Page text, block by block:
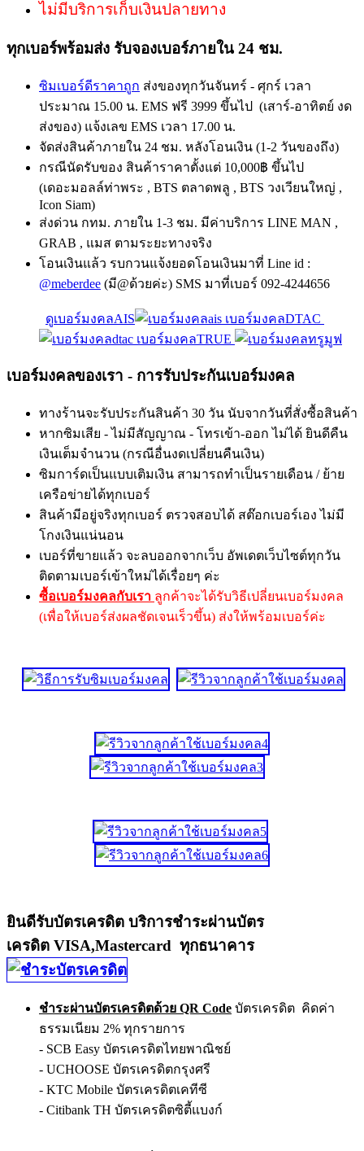
ไม่มีบริการเก็บเงินปลายทาง
ทุกเบอร์พร้อมส่ง รับจองเบอร์ภายใน 24 ชม.
ซิมเบอร์ดีราคาถูก ส่งของทุกวันจันทร์ - ศุกร์ เวลา
ประมาณ 15.00 น. EMS ฟรี 3999 ขึ้นไป (เสาร์-อาทิตย์ งด
ส่งของ) แจ้งเลข EMS เวลา 17.00 น.
จัดส่งสินค้าภายใน 24 ชม. หลังโอนเงิน (1-2 วันของถึง)
กรณีนัดรับของ สินค้าราคาตั้งแต่ 10,000฿ ขึ้นไป
(เดอะมอลล์ท่าพระ , BTS ตลาดพลู , BTS วงเวียนใหญ่ ,
Icon Siam)
ส่งด่วน กทม. ภายใน 1-3 ชม. มีค่าบริการ LINE MAN ,
GRAB , แมส ตามระยะทางจริง
โอนเงินแล้ว รบกวนแจ้งยอดโอนเงินมาที่ Line id :
@meberdee (มี@ด้วยค่ะ) SMS มาที่เบอร์ 092-4244656
ดูเบอร์มงคลAIS
เบอร์มงคลDTAC
เบอร์มงคลTRUE
เบอร์มงคลของเรา - การรับประกันเบอร์มงคล
ทางร้านจะรับประกันสินค้า 30 วัน นับจากวันที่สั่งซื้อสินค้า
หากซิมเสีย - ไม่มีสัญญาณ - โทรเข้า-ออก ไม่ได้ ยินดีคืน
เงินเต็มจำนวน (กรณีอื่นงดเปลี่ยนคืนเงิน)
ซิมการ์ดเป็นแบบเติมเงิน สามารถทำเป็นรายเดือน / ย้าย
เครือข่ายได้ทุกเบอร์
สินค้ามีอยู่จริงทุกเบอร์ ตรวจสอบได้ สต๊อกเบอร์เอง ไม่มี
โกงเงินแน่นอน
เบอร์ที่ขายแล้ว จะลบออกจากเว็บ อัพเดตเว็บไซต์ทุกวัน
ติดตามเบอร์เข้าใหม่ได้เรื่อยๆ ค่ะ
ซื้อเบอร์มงคลกับเรา ลูกค้าจะได้รับวิธีเปลี่ยนเบอร์มงคล
(เพื่อให้เบอร์ส่งผลชัดเจนเร็วขึ้น) ส่งให้พร้อมเบอร์ค่ะ
ยินดีรับบัตรเครดิต บริการชำระผ่านบัตร
เครดิต VISA,Mastercard ทุกธนาคาร
ชำระผ่านบัตรเครดิตด้วย QR Code บัตรเครดิต คิดค่า
ธรรมเนียม 2% ทุกรายการ
- SCB Easy บัตรเครดิตไทยพาณิชย์
- UCHOOSE บัตรเครดิตกรุงศรี
- KTC Mobile บัตรเครดิตเคทีซี
- Citibank TH บัตรเครดิตซิตี้แบงก์